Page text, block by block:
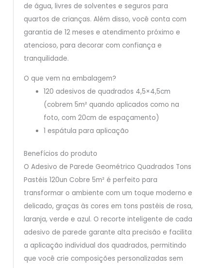
de água, livres de solventes e seguros para
quartos de crianças. Além disso, você conta com
garantia de 12 meses e atendimento próximo e
atencioso, para decorar com confiança e
tranquilidade.
O que vem na embalagem?
120 adesivos de quadrados 4,5×4,5cm
(cobrem 5m² quando aplicados como na
foto, com 20cm de espaçamento)
1 espátula para aplicação
Benefícios do produto
O Adesivo de Parede Geométrico Quadrados Tons
Pastéis 120un Cobre 5m² é perfeito para
transformar o ambiente com um toque moderno e
delicado, graças às cores em tons pastéis de rosa,
laranja, verde e azul. O recorte inteligente de cada
adesivo de parede garante alta precisão e facilita
a aplicação individual dos quadrados, permitindo
que você crie composições personalizadas sem